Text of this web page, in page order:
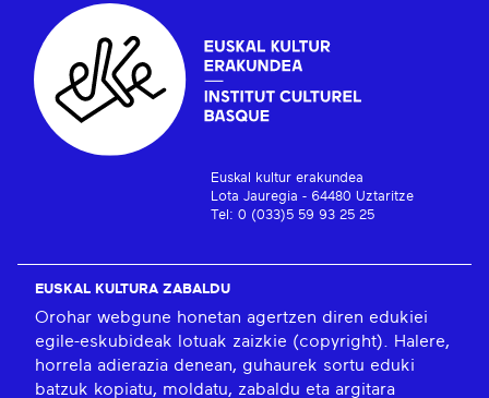
Euskal kultur erakundea
Lota Jauregia - 64480 Uztaritze
Tel: 0 (033)5 59 93 25 25
EUSKAL KULTURA ZABALDU
Orohar webgune honetan agertzen diren edukiei
egile-eskubideak lotuak zaizkie (copyright). Halere,
horrela adierazia denean, guhaurek sortu eduki
batzuk kopiatu, moldatu, zabaldu eta argitara